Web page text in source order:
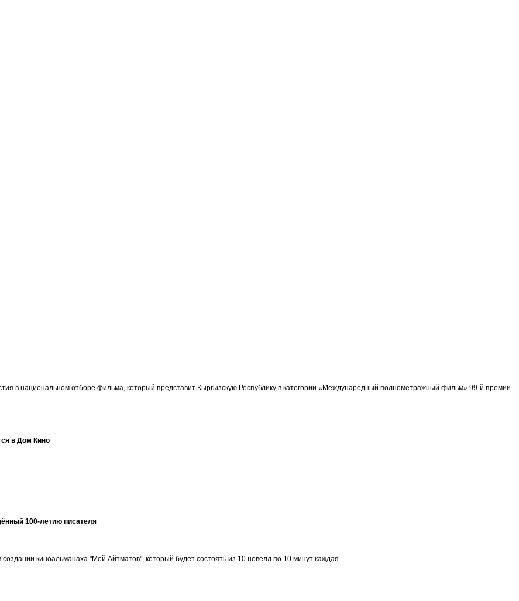
в национальном отборе фильма, который представит Кыргызскую Республику в категории «Международный полнометражный фильм» 99-й премии
в Дом Кино
100-летию писателя
киноальманаха "Мой Айтматов", который будет состоять из 10 новелл по 10 минут каждая.